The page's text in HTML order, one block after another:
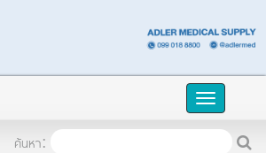
Toggle
ค้นหา: